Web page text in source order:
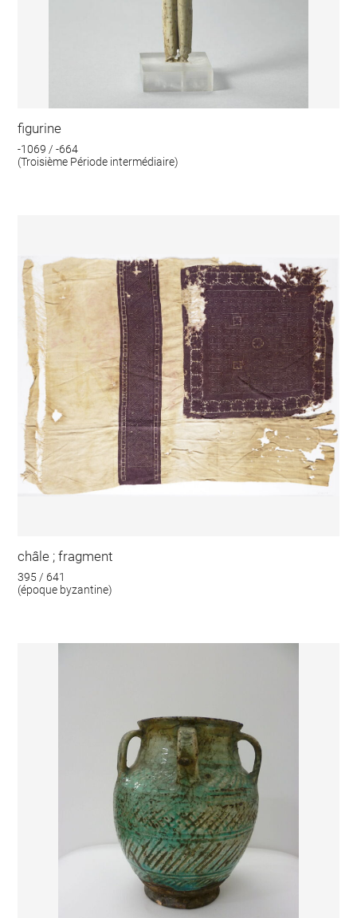
figurine
-1069 / -664
(Troisième Période intermédiaire)
châle ; fragment
395 / 641
(époque byzantine)